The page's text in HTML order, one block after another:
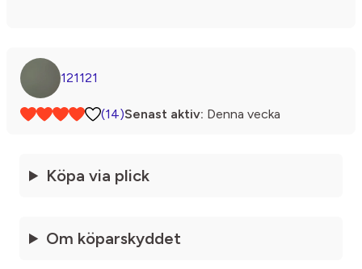
121121
(14)Senast aktiv: Denna vecka
Köpa via plick
Om köparskyddet